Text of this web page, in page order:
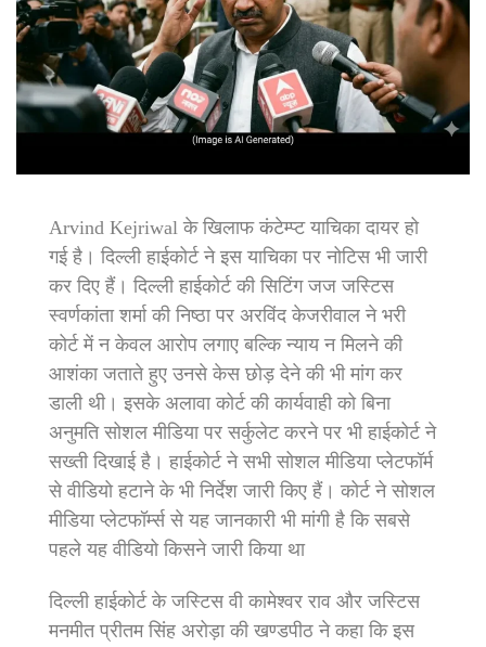
Arvind Kejriwal के खिलाफ कंटेम्प्ट याचिका दायर हो
गई है। दिल्ली हाईकोर्ट ने इस याचिका पर नोटिस भी जारी
कर दिए हैं। दिल्ली हाईकोर्ट की सिटिंग जज जस्टिस
स्वर्णकांता शर्मा की निष्ठा पर अरविंद केजरीवाल ने भरी
कोर्ट में न केवल आरोप लगाए बल्कि न्याय न मिलने की
आशंका जताते हुए उनसे केस छोड़ देने की भी मांग कर
डाली थी। इसके अलावा कोर्ट की कार्यवाही को बिना
अनुमति सोशल मीडिया पर सर्कुलेट करने पर भी हाईकोर्ट ने
सख्ती दिखाई है। हाईकोर्ट ने सभी सोशल मीडिया प्लेटफॉर्म
से वीडियो हटाने के भी निर्देश जारी किए हैं। कोर्ट ने सोशल
मीडिया प्लेटफॉर्म्स से यह जानकारी भी मांगी है कि सबसे
पहले यह वीडियो किसने जारी किया था
दिल्ली हाईकोर्ट के जस्टिस वी कामेश्वर राव और जस्टिस
मनमीत प्रीतम सिंह अरोड़ा की खण्डपीठ ने कहा कि इस